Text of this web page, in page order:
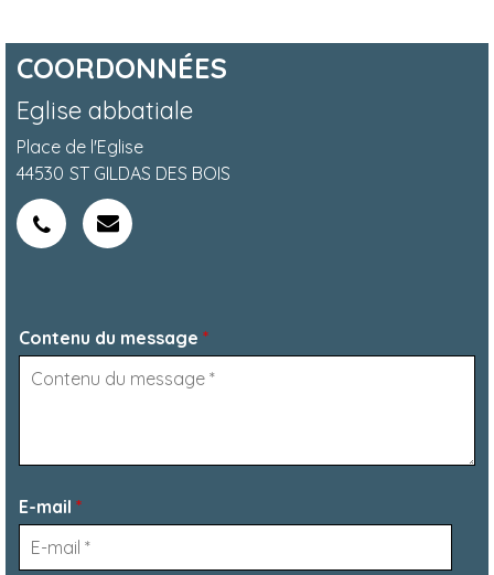
COORDONNÉES
Eglise abbatiale
Place de l'Eglise
44530 ST GILDAS DES BOIS
Contenu du message *
E-mail *